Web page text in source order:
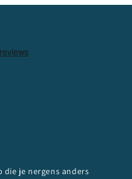
die je nergens anders